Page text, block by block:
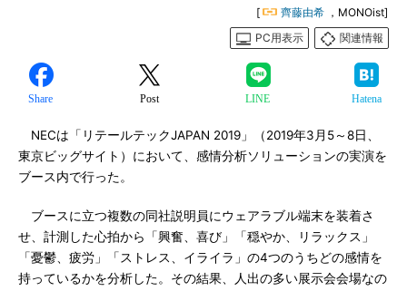
[ 齊藤由希 ，MONOist]
PC用表示
関連情報
Share Post LINE Hatena
NECは「リテールテックJAPAN 2019」（2019年3月5～8日、
東京ビッグサイト）において、感情分析ソリューションの実演を
ブース内で行った。
ブースに立つ複数の同社説明員にウェアラブル端末を装着さ
せ、計測した心拍から「興奮、喜び」「穏やか、リラックス」
「憂鬱、疲労」「ストレス、イライラ」の4つのうちどの感情を
持っているかを分析した。その結果、人出の多い展示会会場なの